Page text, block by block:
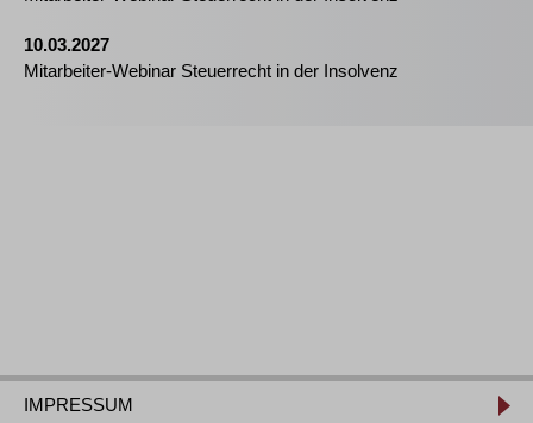
10.03.2027
Mitarbeiter-Webinar Steuerrecht in der Insolvenz
IMPRESSUM